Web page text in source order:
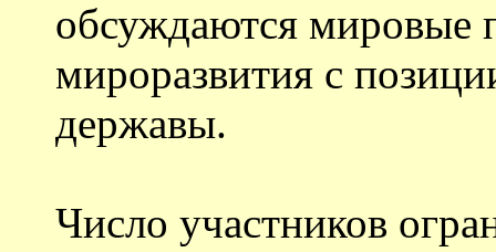
обсуждаются мировые
мироразвития с
державы.
Число участников